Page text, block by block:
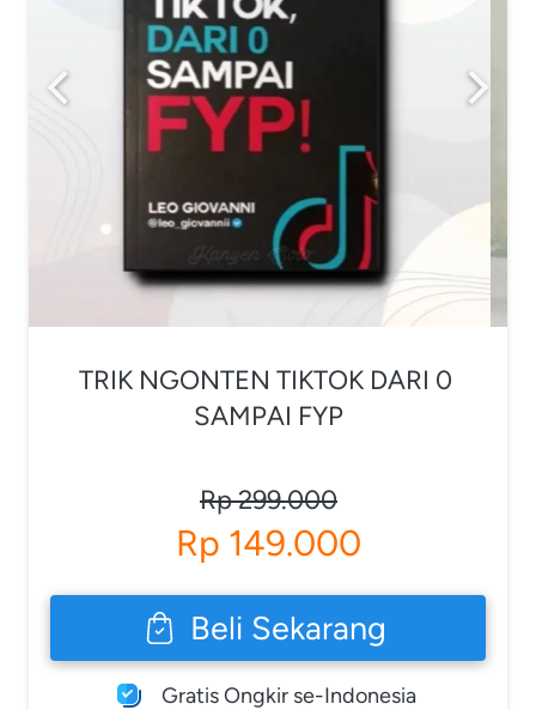
TRIK NGONTEN TIKTOK DARI 0
SAMPAI FYP
Rp 299.000
Rp 149.000
` Beli Sekarang
Gratis Ongkir se-Indonesia